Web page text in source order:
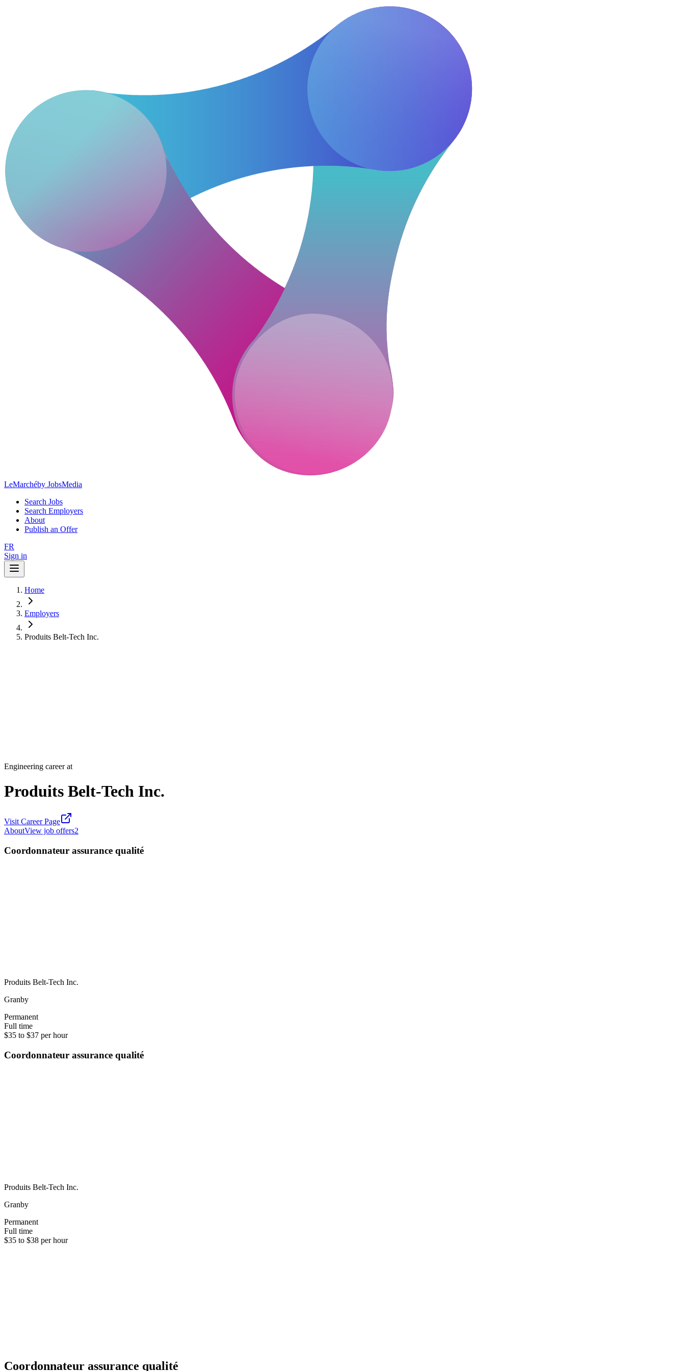
LeMarchéby JobsMedia
Search Jobs
Search Employers
About
Publish an Offer
FR
Sign in
Home
Employers
Produits Belt-Tech Inc.
Engineering career at
Produits Belt-Tech Inc.
Visit Career Page
AboutView job offers2
Coordonnateur assurance qualité
Produits Belt-Tech Inc.
Granby
Permanent
Full time
$35 to $37 per hour
Coordonnateur assurance qualité
Produits Belt-Tech Inc.
Granby
Permanent
Full time
$35 to $38 per hour
Coordonnateur assurance qualité